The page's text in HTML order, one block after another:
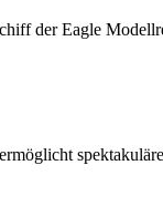
der Eagle